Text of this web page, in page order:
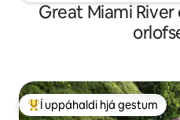
Great Miami
Í mestu uppáhaldi hjá gestum
Í uppáhaldi hjá gestum